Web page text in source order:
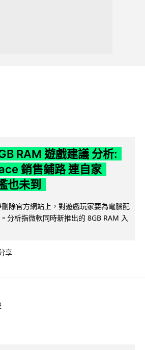
RAM 遊戲建議 分析:
銷售鋪路 連自家
也未到
除官方網站上，對遊戲玩家要為電腦配
分析指微軟同時新推出的 8GB RAM 入
享